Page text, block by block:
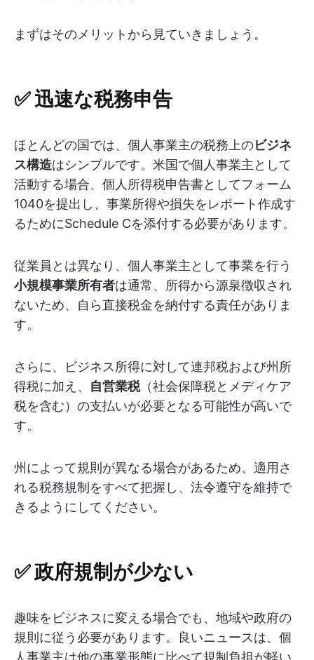
まずはそのメリットから見ていきましょう。
✅ 迅速な税務申告
ほとんどの国では、個人事業主の税務上のビジネ
ス構造はシンプルです。米国で個人事業主として
活動する場合、個人所得税申告書としてフォーム
1040を提出し、事業所得や損失をレポート作成す
るためにSchedule Cを添付する必要があります。
従業員とは異なり、個人事業主として事業を行う
小規模事業所有者は通常、所得から源泉徴収され
ないため、自ら直接税金を納付する責任がありま
す。
さらに、ビジネス所得に対して連邦税および州所
得税に加え、 自営業税（社会保障税とメディケア
税を含む）の支払いが必要となる可能性が高いで
す。
州によって規則が異なる場合があるため、適用さ
れる税務規制をすべて把握し、法令遵守を維持で
きるようにしてください。
✅ 政府規制が少ない
趣味をビジネスに変える場合でも、地域や政府の
規則に従う必要があります。良いニュースは、個
人事業主は他の事業形態に比べて規制負担が軽い